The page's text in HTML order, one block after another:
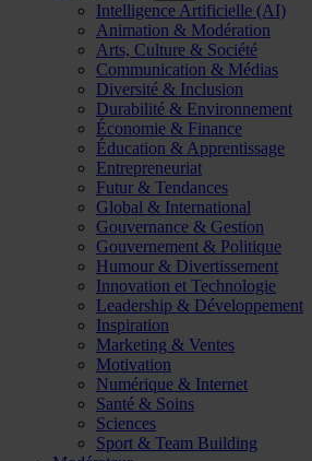
Intelligence Artificielle (AI)
Animation & Modération
Arts, Culture & Société
Communication & Médias
Diversité & Inclusion
Durabilité & Environnement
Économie & Finance
Éducation & Apprentissage
Entrepreneuriat
Futur & Tendances
Global & International
Gouvernance & Gestion
Gouvernement & Politique
Humour & Divertissement
Innovation et Technologie
Leadership & Développement
Inspiration
Marketing & Ventes
Motivation
Numérique & Internet
Santé & Soins
Sciences
Sport & Team Building